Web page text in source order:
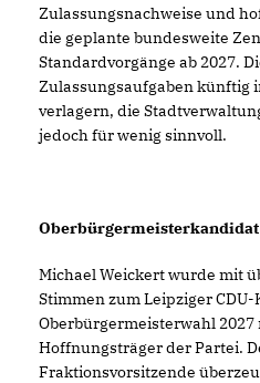
Zulassungsnachweise und
die geplante bundesweite
Standardvorgänge ab 2027.
Zulassungsaufgaben künftig
verlagern, die
jedoch für wenig sinnvoll.
Michael Weickert wurde mit
Stimmen zum Leipziger
Oberbürgermeisterwahl
Hoffnungsträger der Partei.
Fraktionsvorsitzende